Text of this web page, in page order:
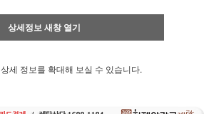
상세정보 새창 열기
상세 정보를 확대해 보실 수 있습니다.